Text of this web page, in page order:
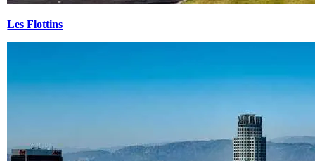
Les Flottins